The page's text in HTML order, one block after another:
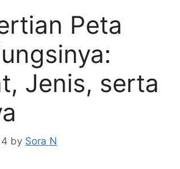
Peta
Jenis, serta
by Sora N